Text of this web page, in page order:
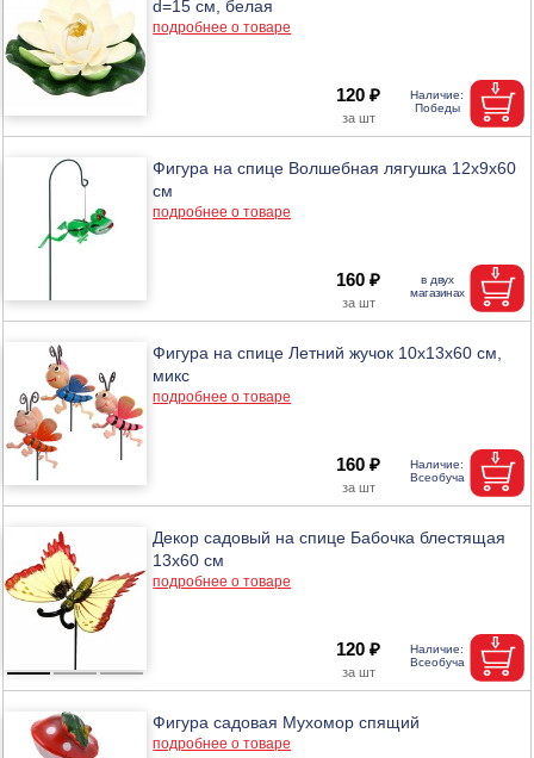
d=15 см, белая
подробнее о товаре
120 ₽
Фигура на спице Волшебная лягушка 12х9х60
см
подробнее о товаре
160 ₽
Фигура на спице Летний жучок 10х13х60 см,
микс
подробнее о товаре
160 ₽
Декор садовый на спице Бабочка блестящая
13х60 см
подробнее о товаре
120 ₽
Фигура садовая Мухомор спящий
подробнее о товаре